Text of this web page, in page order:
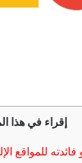
إقراء في هذا
للمواقع